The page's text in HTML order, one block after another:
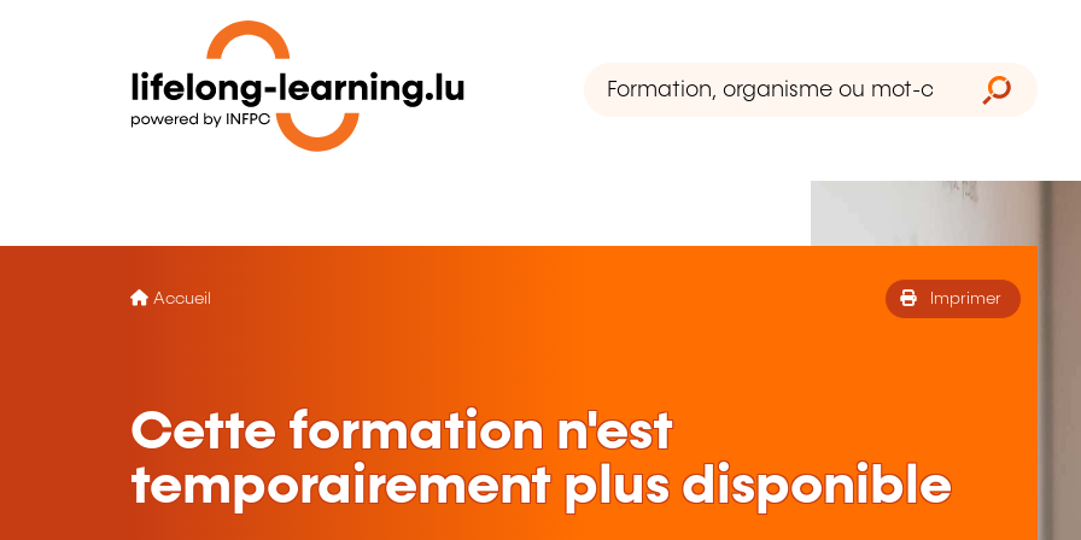
Accueil Imprimer
Cette formation n'est
temporairement plus disponible